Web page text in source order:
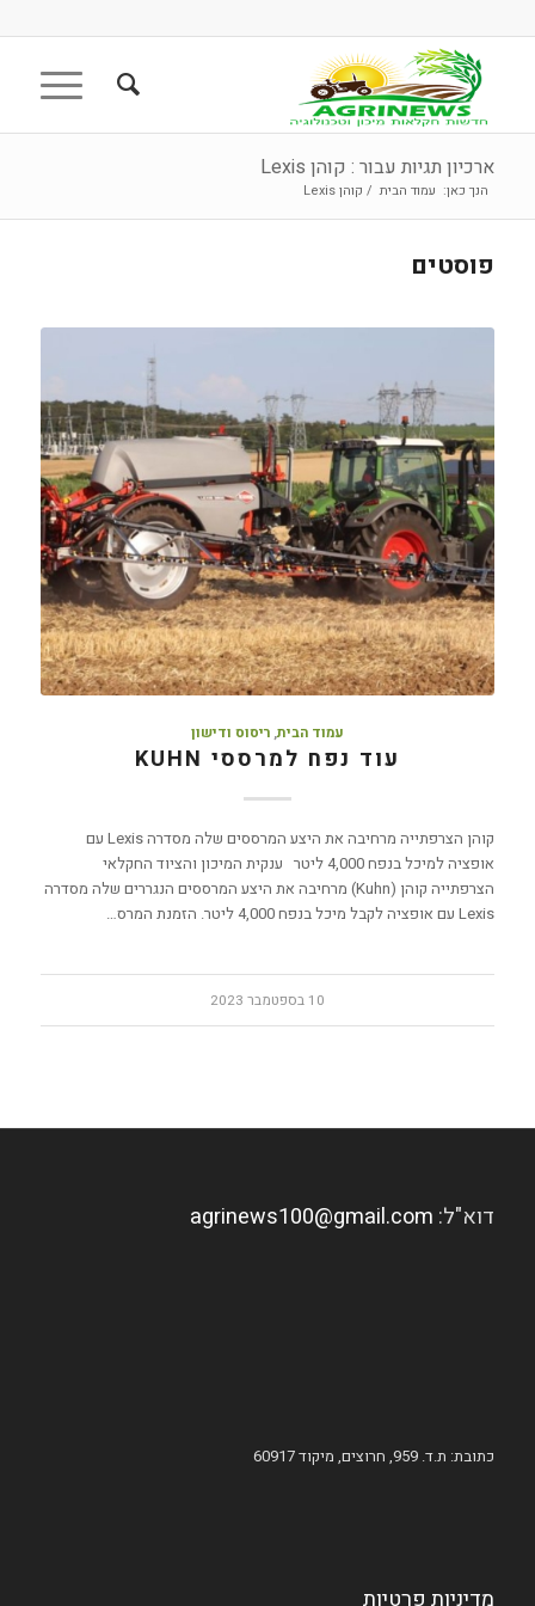
ארכיון תגיות עבור : קוהן Lexis
הנך כאן: עמוד הבית / קוהן Lexis
פוסטים
עמוד הבית, ריסוס ודישון
עוד נפח למרססי KUHN
קוהן הצרפתייה מרחיבה את היצע המרססים שלה מסדרה Lexis עם
אופציה למיכל בנפח 4,000 ליטר ענקית המיכון והציוד החקלאי
הצרפתייה קוהן (Kuhn) מרחיבה את היצע המרססים הנגררים שלה מסדרה
Lexis עם אופציה לקבל מיכל בנפח 4,000 ליטר. הזמנת המרס…
10 בספטמבר 2023
דוא"ל: agrinews100@gmail.com
כתובת: ת.ד. 959, חרוצים, מיקוד 60917
מדיניות פרטיות